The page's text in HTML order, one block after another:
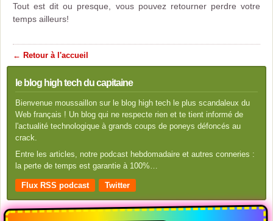
Tout est dit ou presque, vous pouvez retourner perdre votre
temps ailleurs!
← Retour à l'accueil
le blog high tech du capitaine
Bienvenue moussaillon sur le blog high tech le plus scandaleux du
Web français ! Un blog qui ne respecte rien et te tient informé de
l'actualité technologique à grands coups de poneys défoncés au
crack.
Entre les articles, notre podcast hebdomadaire et autres conneries :
la perte de temps est garantie à 100%…
Flux RSS podcast Twitter